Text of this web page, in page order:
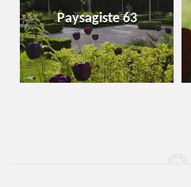
Paysagiste 63